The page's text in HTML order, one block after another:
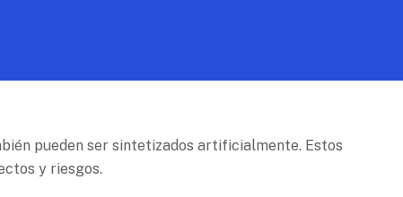
pueden ser sintetizados artificialmente. Estos
y riesgos.